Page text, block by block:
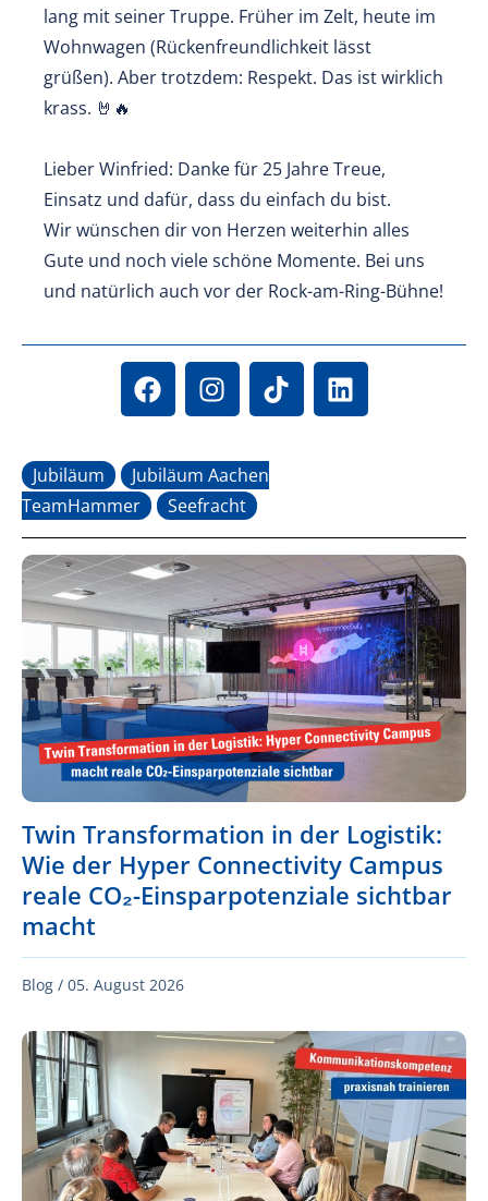
lang mit seiner Truppe. Früher im Zelt, heute im
Wohnwagen (Rückenfreundlichkeit lässt
grüßen). Aber trotzdem: Respekt. Das ist wirklich
krass. 🤘🔥
Lieber Winfried: Danke für 25 Jahre Treue,
Einsatz und dafür, dass du einfach du bist.
Wir wünschen dir von Herzen weiterhin alles
Gute und noch viele schöne Momente. Bei uns
und natürlich auch vor der Rock-am-Ring-Bühne!
Jubiläum
Jubiläum Aachen
TeamHammer
Seefracht
Twin Transformation in der Logistik:
Wie der Hyper Connectivity Campus
reale CO₂-Einsparpotenziale sichtbar
macht
Blog / 05. August 2026